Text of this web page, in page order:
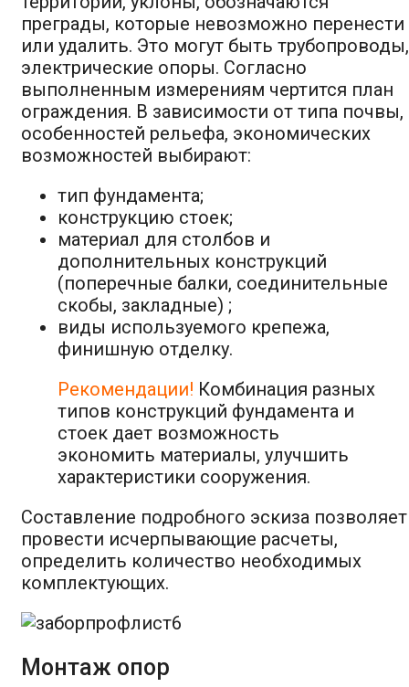
преграды, которые невозможно перенести
или удалить. Это могут быть трубопроводы,
электрические опоры. Согласно
выполненным измерениям чертится план
ограждения. В зависимости от типа почвы,
особенностей рельефа, экономических
возможностей выбирают:
тип фундамента;
конструкцию стоек;
материал для столбов и
дополнительных конструкций
(поперечные балки, соединительные
скобы, закладные) ;
виды используемого крепежа,
финишную отделку.
Рекомендации! Комбинация разных
типов конструкций фундамента и
стоек дает возможность
экономить материалы, улучшить
характеристики сооружения.
Составление подробного эскиза позволяет
провести исчерпывающие расчеты,
определить количество необходимых
комплектующих.
Монтаж опор